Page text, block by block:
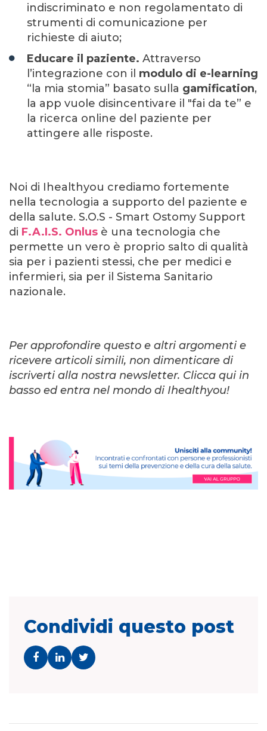
indiscriminato e non regolamentato di
strumenti di comunicazione per
richieste di aiuto;
Educare il paziente. Attraverso
l’integrazione con il modulo di e-learning
“la mia stomia” basato sulla gamification,
la app vuole disincentivare il "fai da te” e
la ricerca online del paziente per
attingere alle risposte.
Noi di Ihealthyou crediamo fortemente
nella tecnologia a supporto del paziente e
della salute. S.O.S - Smart Ostomy Support
di F.A.I.S. Onlus è una tecnologia che
permette un vero è proprio salto di qualità
sia per i pazienti stessi, che per medici e
infermieri, sia per il Sistema Sanitario
nazionale.
Per approfondire questo e altri argomenti e
ricevere articoli simili, non dimenticare di
iscriverti alla nostra newsletter. Clicca qui in
basso ed entra nel mondo di Ihealthyou!
Condividi questo post